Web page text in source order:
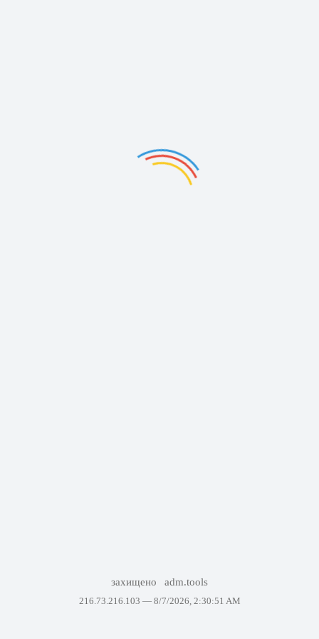
захищено adm.tools
216.73.216.103 — 8/7/2026, 2:30:51 AM